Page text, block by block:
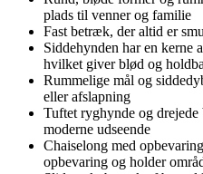
plads til venner og familie
Fast betræk, der altid er
Siddehynden har en kerne
hvilket giver blød og
Rummelige mål og
eller afslapning
Tuftet ryghynde og
moderne udseende
Chaiselong med
opbevaring og holder